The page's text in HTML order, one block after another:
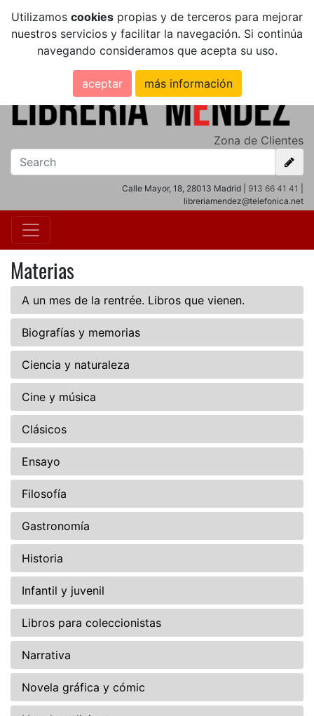
Utilizamos cookies propias y de terceros para mejorar
nuestros servicios y facilitar la navegación. Si continúa
navegando consideramos que acepta su uso.
aceptar más información
Zona de Clientes
Calle Mayor, 18, 28013 Madrid | 913 66 41 41
libreriamendez@telefonica.net
Materias
A un mes de la rentrée. Libros que vienen.
Biografías y memorias
Ciencia y naturaleza
Cine y música
Clásicos
Ensayo
Filosofía
Gastronomía
Historia
Infantil y juvenil
Libros para coleccionistas
Narrativa
Novela gráfica y cómic